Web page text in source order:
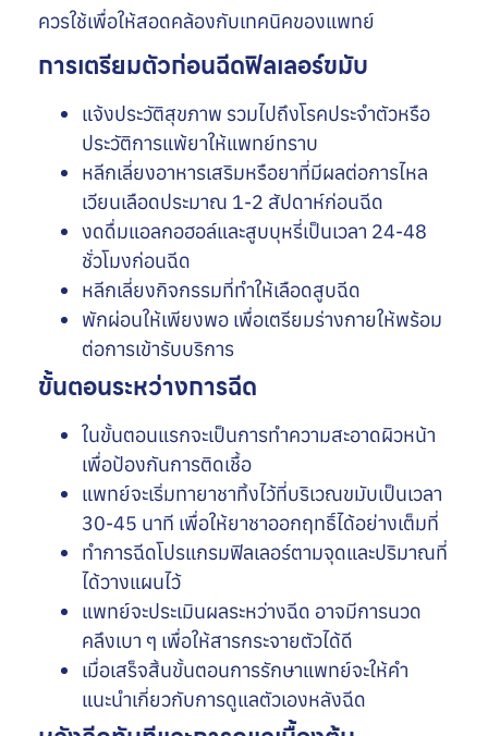
ควรใช้เพื่อให้สอดคล้องกับเทคนิคของแพทย์
การเตรียมตัวก่อนฉีดฟิลเลอร์ขมับ
แจ้งประวัติสุขภาพ รวมไปถึงโรคประจำตัวหรือ
ประวัติการแพ้ยาให้แพทย์ทราบ
หลีกเลี่ยงอาหารเสริมหรือยาที่มีผลต่อการไหล
เวียนเลือดประมาณ 1-2 สัปดาห์ก่อนฉีด
งดดื่มแอลกอฮอล์และสูบบุหรี่เป็นเวลา 24-48
ชั่วโมงก่อนฉีด
หลีกเลี่ยงกิจกรรมที่ทำให้เลือดสูบฉีด
พักผ่อนให้เพียงพอ เพื่อเตรียมร่างกายให้พร้อม
ต่อการเข้ารับบริการ
ขั้นตอนระหว่างการฉีด
ในขั้นตอนแรกจะเป็นการทำความสะอาดผิวหน้า
เพื่อป้องกันการติดเชื้อ
แพทย์จะเริ่มทายาชาทิ้งไว้ที่บริเวณขมับเป็นเวลา
30-45 นาที เพื่อให้ยาชาออกฤทธิ์ได้อย่างเต็มที่
ทำการฉีดโปรแกรมฟิลเลอร์ตามจุดและปริมาณที่
ได้วางแผนไว้
แพทย์จะประเมินผลระหว่างฉีด อาจมีการนวด
คลึงเบา ๆ เพื่อให้สารกระจายตัวได้ดี
เมื่อเสร็จสิ้นขั้นตอนการรักษาแพทย์จะให้คำ
แนะนำเกี่ยวกับการดูแลตัวเองหลังฉีด